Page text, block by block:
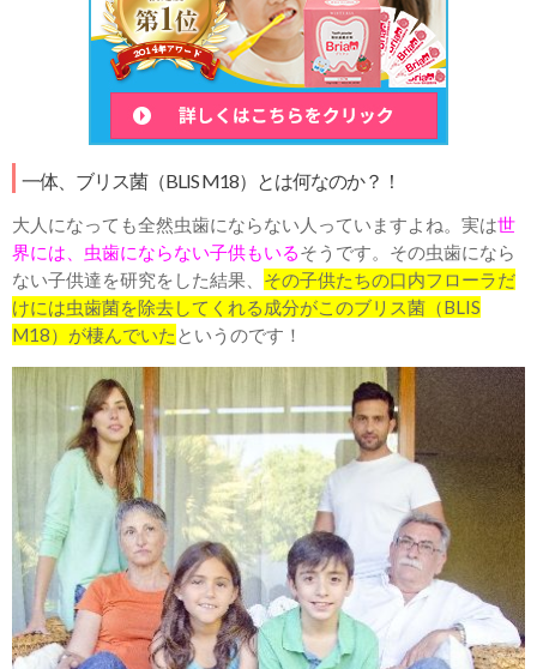
一体、ブリス菌（BLIS M18）とは何なのか？！
大人になっても全然虫歯にならない人っていますよね。実は世
界には、虫歯にならない子供もいるそうです。その虫歯になら
ない子供達を研究をした結果、 その子供たちの口内フローラだ
けには虫歯菌を除去してくれる成分がこのブリス菌（BLIS
M18）が棲んでいた というのです！